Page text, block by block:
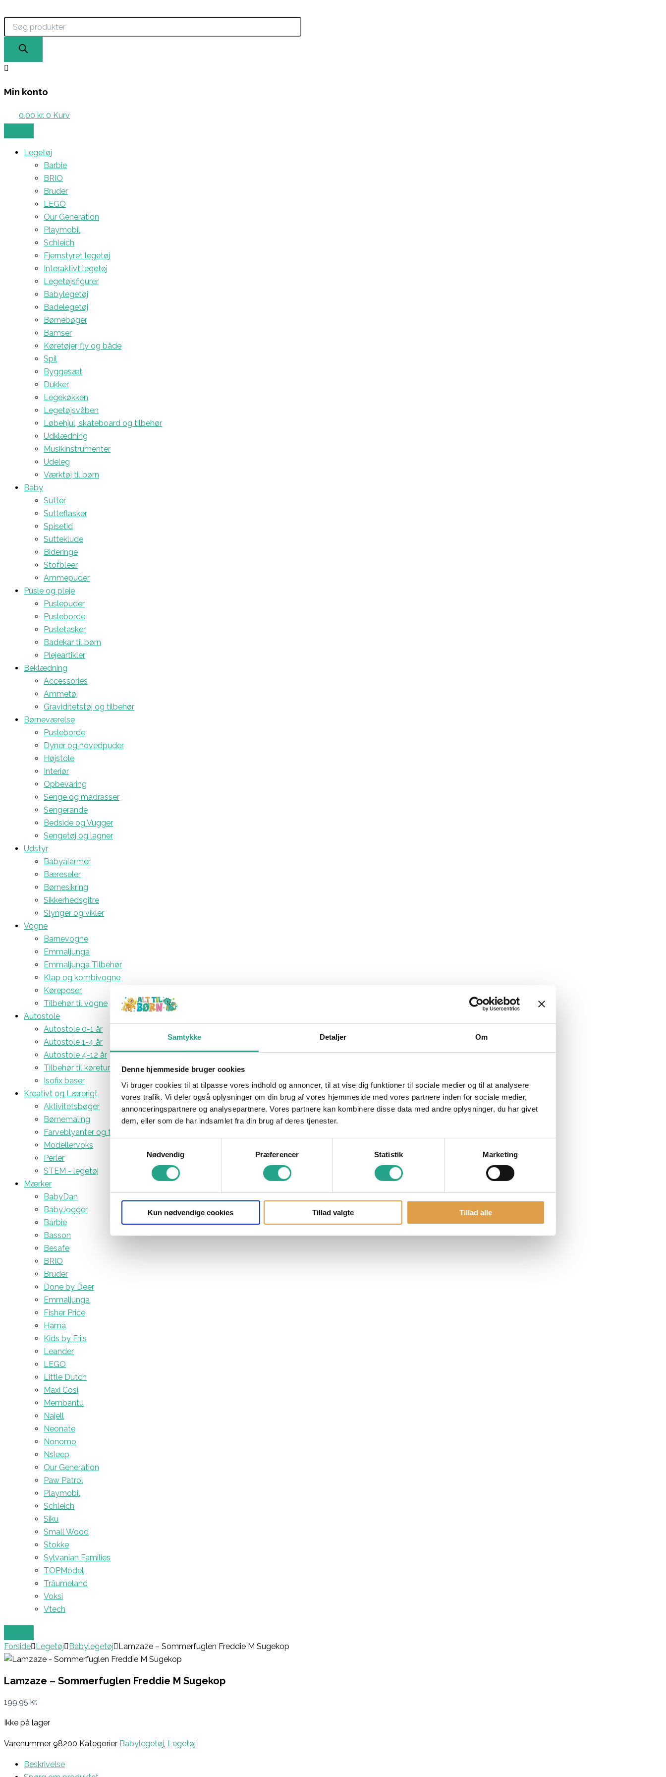
Samtykke Detaljer Om
Denne hjemmeside bruger cookies
Vi bruger cookies til at tilpasse vores indhold og annoncer, til at vise dig funktioner til sociale medier og til at analysere
vores trafik. Vi deler også oplysninger om din brug af vores hjemmeside med vores partnere inden for sociale medier,
annonceringspartnere og analysepartnere. Vores partnere kan kombinere disse data med andre oplysninger, du har givet
dem, eller som de har indsamlet fra din brug af deres tjenester.
Nødvendig
Præferencer Statistik Marketing
Kun nødvendige cookies Tillad valgte Tillad alle
til
indholdet
Min konto
0,00 kr. 0 Kurv
Legetøj
Barbie
BRIO
Bruder
LEGO
Our Generation
Playmobil
Schleich
Fjernstyret legetøj
Interaktivt legetøj
Legetøjsfigurer
Babylegetøj
Badelegetøj
Børnebøger
Bamser
Køretøjer, fly og både
Spil
Byggesæt
Dukker
Legekøkken
Legetøjsvåben
Løbehjul, skateboard og tilbehør
Udklædning
Musikinstrumenter
Udeleg
Værktøj til børn
Baby
Sutter
Sutteflasker
Spisetid
Sutteklude
Bideringe
Stofbleer
Ammepuder
Pusle og pleje
Puslepuder
Pusleborde
Pusletasker
Badekar til børn
Plejeartikler
Beklædning
Accessories
Ammetøj
Graviditetstøj og tilbehør
Børneværelse
Pusleborde
Dyner og hovedpuder
Højstole
Interiør
Opbevaring
Senge og madrasser
Sengerande
Bedside og Vugger
Sengetøj og lagner
Udstyr
Babyalarmer
Bæreseler
Børnesikring
Sikkerhedsgitre
Slynger og vikler
Vogne
Barnevogne
Emmaljunga
Emmaljunga Tilbehør
Klap og kombivogne
Køreposer
Tilbehør til vogne
Autostole
Autostole 0-1 år
Autostole 1-4 år
Autostole 4-12 år
Tilbehør til køreturen
Isofix baser
Kreativt og Lærerigt
Aktivitetsbøger
Børnemaling
Farveblyanter og tuscher
Modellervoks
Perler
STEM - legetøj
Mærker
BabyDan
BabyJogger
Barbie
Basson
Besafe
BRIO
Bruder
Done by Deer
Emmaljunga
Fisher Price
Hama
Kids by Friis
Leander
LEGO
Little Dutch
Maxi Cosi
Membantu
Najell
Neonate
Nonomo
Nsleep
Our Generation
Paw Patrol
Playmobil
Schleich
Siku
Small Wood
Stokke
Sylvanian Families
TOPModel
Träumeland
Voksi
Vtech
Forside Legetøj Babylegetøj Lamzaze – Sommerfuglen Freddie M Sugekop
Lamzaze – Sommerfuglen Freddie M Sugekop
199,95 kr.
Ikke på lager
Varenummer 98200 Kategorier Babylegetøj, Legetøj
Beskrivelse